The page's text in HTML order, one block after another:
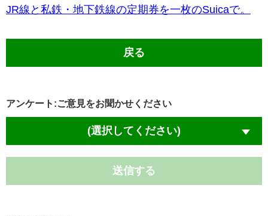
JR線と私鉄・地下鉄線の定期券を一枚のSuicaで。
戻る
アンケート:ご意見をお聞かせください
(選択してください)
送信する